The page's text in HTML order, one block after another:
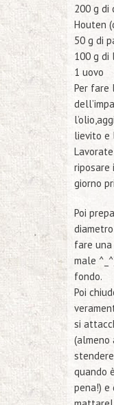
200 g di
Houten
50 g di
100 g di
1 uovo
Per fare
lievito e
riposare
giorno
Poi
fare
male
fondo.
Poi
si
(almeno
quando
pena!) e